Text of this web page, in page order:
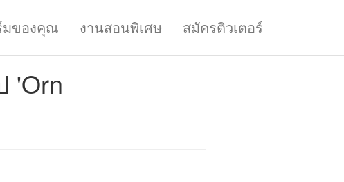
มของคุณ งานสอนพิเศษ สมัครติวเตอร์
'Orn